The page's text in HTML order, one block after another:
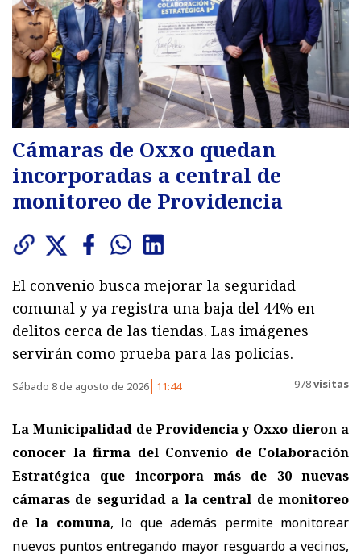
Cámaras de Oxxo quedan
incorporadas a central de
monitoreo de Providencia
El convenio busca mejorar la seguridad
comunal y ya registra una baja del 44% en
delitos cerca de las tiendas. Las imágenes
servirán como prueba para las policías.
Sábado 8 de agosto de 2026 11:44 978visitas
La Municipalidad de Providencia y Oxxo dieron a
conocer la firma del Convenio de Colaboración
Estratégica que incorpora más de 30 nuevas
cámaras de seguridad a la central de monitoreo
de la comuna, lo que además permite monitorear
nuevos puntos entregando mayor resguardo a vecinos,